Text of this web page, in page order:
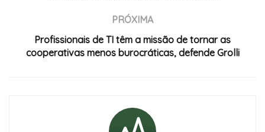
PRÓXIMA
Profissionais de TI têm a missão de tornar as
cooperativas menos burocráticas, defende Grolli